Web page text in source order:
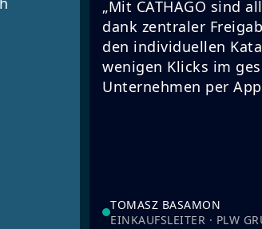
„Mit CATHAGO sind
dank zentraler
den individuellen
wenigen Klicks im
Unternehmen per
TOMASZ BASAMON
EINKAUFSLEITER · PLW